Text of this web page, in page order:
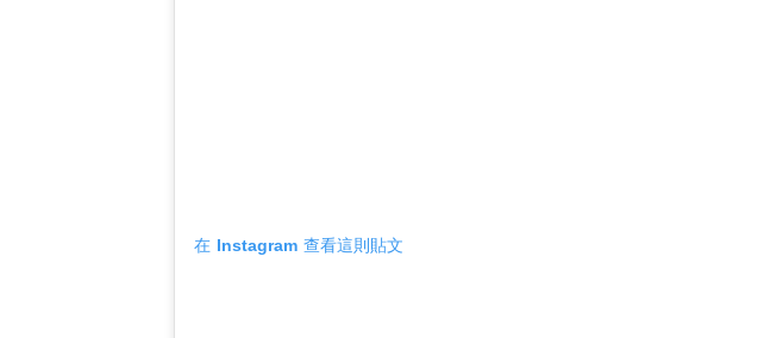
在 Instagram 查看這則貼文